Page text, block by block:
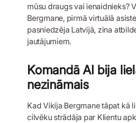
mūsu draugs vai ienaidnieks?
Bergmane, pirmā virtuālā
pasniedzēja Latvijā, zina
jautājumiem.
Komandā AI bija
nezināmais
Kad Vikija Bergmane tāpat kā
cilvēku strādāja par Klientu